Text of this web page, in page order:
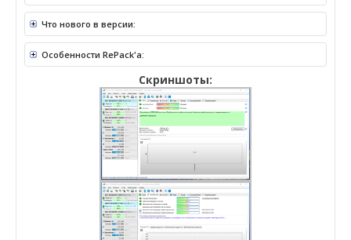
Что нового в версии:
Особенности RePack'a:
Скриншоты: